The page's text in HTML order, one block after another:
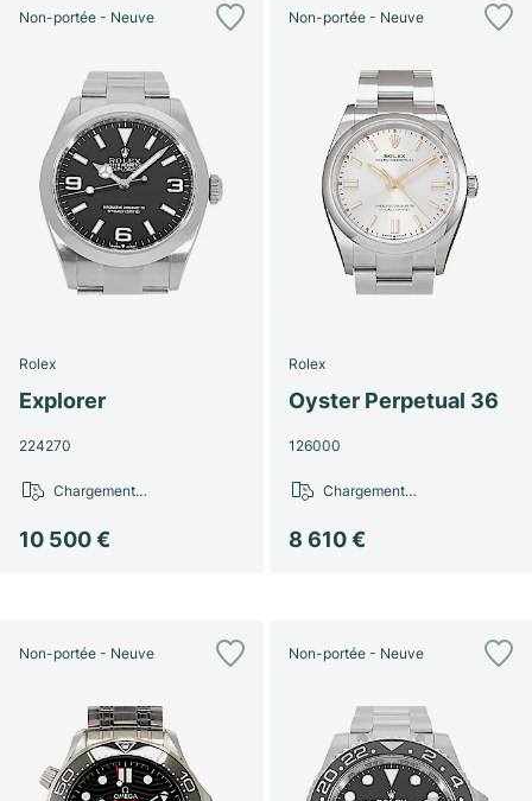
Non-portée - Neuve
Rolex
Explorer
224270
10 500 €
Chargement…
Non-portée - Neuve
Rolex
Oyster Perpetual 36
126000
8 610 €
Chargement…
Non-portée - Neuve Non-portée - Neuve